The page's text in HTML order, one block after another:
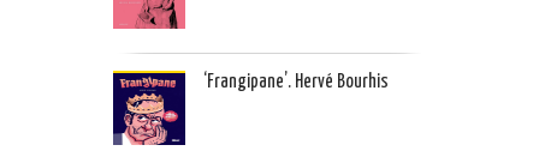
‘Frangipane’. Hervé Bourhis